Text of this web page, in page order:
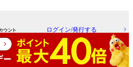
ログイン/発行する